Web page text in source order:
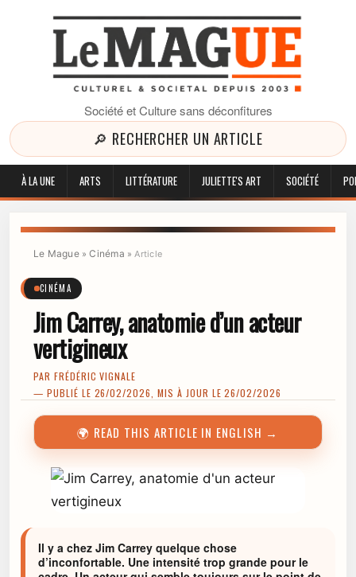
Société et Culture sans déconfitures
🔎 RECHERCHER UN ARTICLE
À LA UNE ARTS LITTÉRATURE JULIETTE'S ART SOCIÉTÉ
Le Mague»Cinéma »Article
CINÉMA
Jim Carrey, anatomie d’un acteur
vertigineux
PAR FRÉDÉRIC VIGNALE
— PUBLIÉ LE 26/02/2026, MIS À JOUR LE 26/02/2026
🌍 READ THIS ARTICLE IN ENGLISH →
Il y a chez Jim Carrey quelque chose
d’inconfortable. Une intensité trop grande pour le